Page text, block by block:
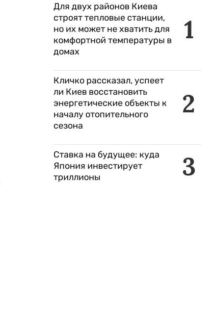
1
Для двух районов Киева
строят тепловые станции,
но их может не хватить для
комфортной температуры в
домах
2
Кличко рассказал, успеет
ли Киев восстановить
энергетические объекты к
началу отопительного
сезона
3
Ставка на будущее: куда
Япония инвестирует
триллионы